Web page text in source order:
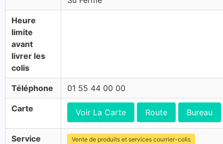
Heure
limite
avant
livrer les
colis
Téléphone 01 55 44 00 00
Carte Voir La Carte Route Bureau
Service
Vente de produits et services courrier-colis